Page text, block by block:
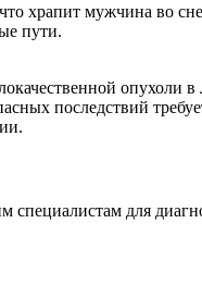
храпит мужчина во
пути.
последствий
специалистам для